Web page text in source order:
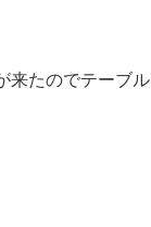
来たのでテーブル